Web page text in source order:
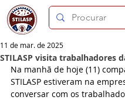
STILASP visita trabalhadores
11 de mar. de 2025
Na manhã de hoje (11)
STILASP estiveram na
conversar com os